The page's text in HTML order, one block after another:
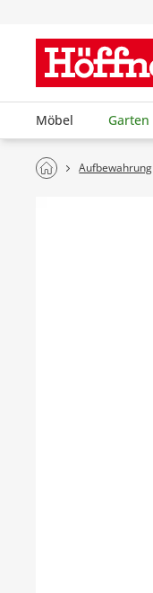
Möbel Garten
Aufbewahrung